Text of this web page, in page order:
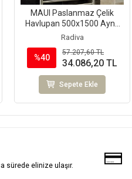
MAUI Paslanmaz Çelik
Havlupan 500x1500 Ayna
Polisaj
Radiva
%40
57.207,60 TL
34.086,20 TL
Sepete Ekle
sürede elinize ulaşır.